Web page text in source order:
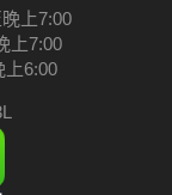
上7:00
上7:00
上6:00